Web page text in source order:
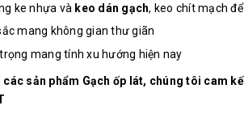
ke nhựa và keo dán gạch, keo chít mạch
mang không gian thư giãn
mang tính xu hướng hiện nay
sản phẩm Gạch ốp lát, chúng tôi cam